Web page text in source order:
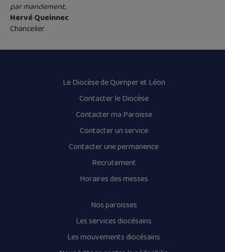
par mandement,
Hervé Queinnec
Chancelier
Le Diocèse de Quimper et Léon
Contacter le Diocèse
Contacter ma Paroisse
Contacter un service
Contacter une permanence
Recrutement
Horaires des messes
Nos paroisses
Les services diocésains
Les mouvements diocésains